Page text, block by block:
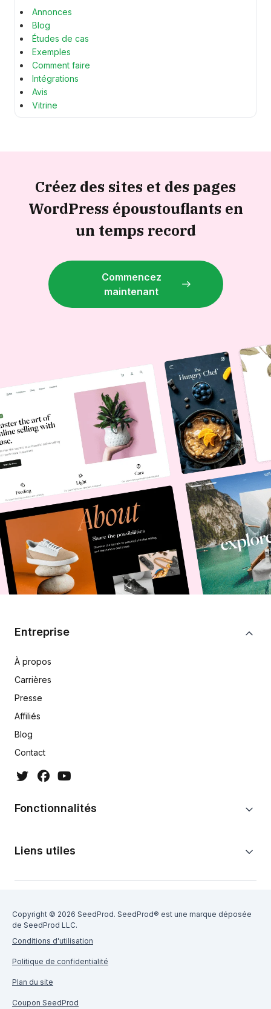
Annonces
Blog
Études de cas
Exemples
Comment faire
Intégrations
Avis
Vitrine
Créez des sites et des pages
WordPress époustouflants en
un temps record
Commencez
maintenant
Entreprise
À propos
Carrières
Presse
Affiliés
Blog
Contact
Fonctionnalités
Liens utiles
Copyright © 2026 SeedProd. SeedProd® est une marque déposée
de SeedProd LLC.
Conditions d'utilisation
Politique de confidentialité
Plan du site
Coupon SeedProd